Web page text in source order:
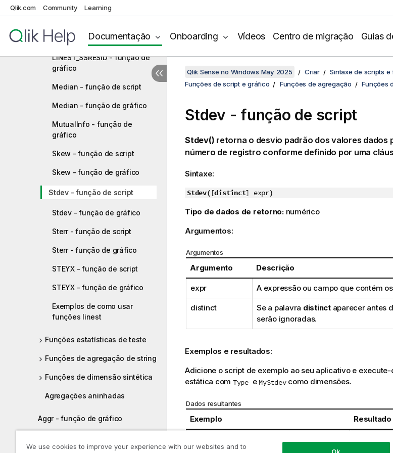
Qlik.com Community Learning
Documentação Onboarding Vídeos Centro de migração Guias
gráfico
LINEST_SSRESID - função de
script
LINEST_SSRESID - função de
gráfico
Median - função de script
Median - função de gráfico
MutualInfo - função de
gráfico
Skew - função de script
Skew - função de gráfico
Stdev - função de script
Stdev - função de gráfico
Sterr - função de script
Sterr - função de gráfico
STEYX - função de script
STEYX - função de gráfico
Exemplos de como usar
funções linest
Funções estatísticas de teste
Funções de agregação de string
Funções de dimensão sintética
Agregações aninhadas
Aggr - função de gráfico
Qlik Sense no Windows May 2025 Criar
Sintaxe de scripts
Funções de script e gráfico
Funções de agregação Funções
Stdev - função de script
Stdev() retorna o desvio padrão dos valores dados
número de registro conforme definido por uma
Sintaxe:
Stdev( [distinct] expr)
Tipo de dados de retorno: numérico
Argumentos:
Argumentos
Argumento Descrição
expr A expressão ou campo que contém
distinct Se a palavra distinctaparecer antes
serão ignoradas.
Exemplos e resultados:
Adicione o script de exemplo ao seu aplicativo e
estática com Type e MyStdevcomo dimensões.
Dados resultantes
Exemplo Resultado
Os
We use cookies to improve your experience with our websites and to